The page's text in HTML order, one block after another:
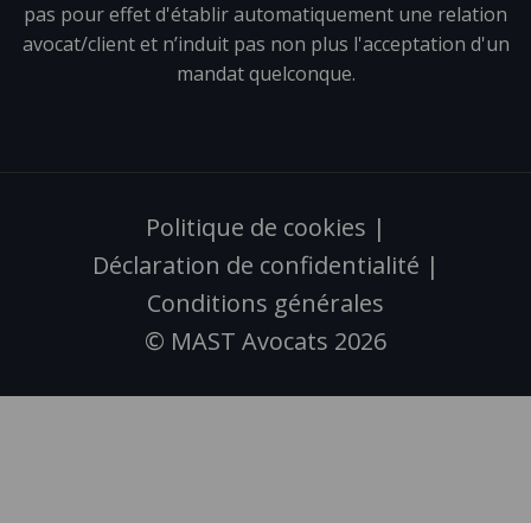
pas pour effet d'établir automatiquement une relation
avocat/client et n’induit pas non plus l'acceptation d'un
mandat quelconque.
Politique de cookies |
Déclaration de confidentialité |
Conditions générales
© MAST Avocats 2026